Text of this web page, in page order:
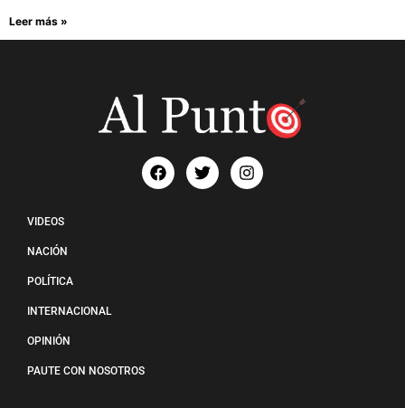
Leer más »
VIDEOS
NACIÓN
POLÍTICA
INTERNACIONAL
OPINIÓN
PAUTE CON NOSOTROS